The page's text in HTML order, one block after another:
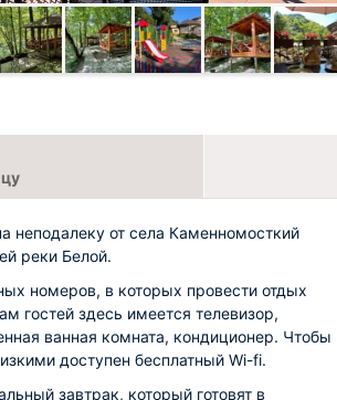
неподалеку от села Каменномосткий
реки Белой.
номеров, в которых провести отдых
гостей здесь имеется телевизор,
ванная комната, кондиционер. Чтобы
доступен бесплатный Wi-fi.
завтрак, который готовят в